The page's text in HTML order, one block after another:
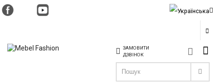
ЗАМОВИТИ
ДЗВІНОК